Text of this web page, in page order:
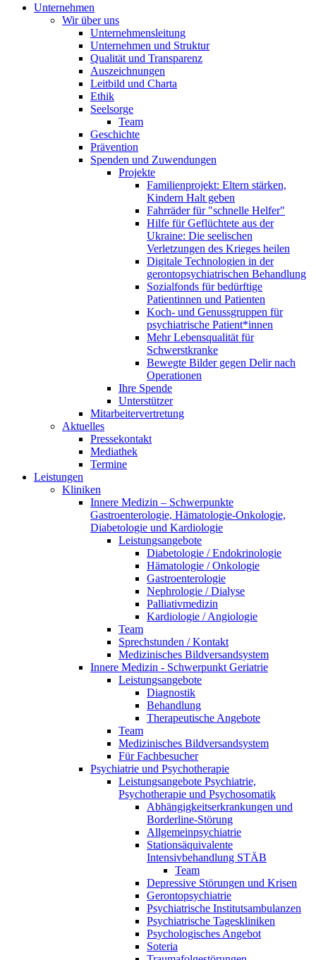
Unternehmen
Wir über uns
Unternehmensleitung
Unternehmen und Struktur
Qualität und Transparenz
Auszeichnungen
Leitbild und Charta
Ethik
Seelsorge
Team
Geschichte
Prävention
Spenden und Zuwendungen
Projekte
Familienprojekt: Eltern stärken,
Kindern Halt geben
Fahrräder für "schnelle Helfer"
Hilfe für Geflüchtete aus der
Ukraine: Die seelischen
Verletzungen des Krieges heilen
Digitale Technologien in der
gerontopsychiatrischen Behandlung
Sozialfonds für bedürftige
Patientinnen und Patienten
Koch- und Genussgruppen für
psychiatrische Patient*innen
Mehr Lebensqualität für
Schwerstkranke
Bewegte Bilder gegen Delir nach
Operationen
Ihre Spende
Unterstützer
Mitarbeitervertretung
Aktuelles
Pressekontakt
Mediathek
Termine
Leistungen
Kliniken
Innere Medizin – Schwerpunkte
Gastroenterologie, Hämatologie-Onkologie,
Diabetologie und Kardiologie
Leistungsangebote
Diabetologie / Endokrinologie
Hämatologie / Onkologie
Gastroenterologie
Nephrologie / Dialyse
Palliativmedizin
Kardiologie / Angiologie
Team
Sprechstunden / Kontakt
Medizinisches Bildversandsystem
Innere Medizin - Schwerpunkt Geriatrie
Leistungsangebote
Diagnostik
Behandlung
Therapeutische Angebote
Team
Medizinisches Bildversandsystem
Für Fachbesucher
Psychiatrie und Psychotherapie
Leistungsangebote Psychiatrie,
Psychotherapie und Psychosomatik
Abhängigkeitserkrankungen und
Borderline-Störung
Allgemeinpsychiatrie
Stationsäquivalente
Intensivbehandlung STÄB
Team
Depressive Störungen und Krisen
Gerontopsychiatrie
Psychiatrische Institutsambulanzen
Psychiatrische Tageskliniken
Psychologisches Angebot
Soteria